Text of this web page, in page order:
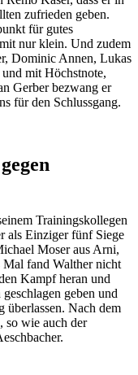
zufrieden geben.
für gutes
nur klein. Und zudem
Dominic Annen, Lukas
mit Höchstnote,
Gerber bezwang er
für den Schlussgang.
Trainingskollegen
als Einziger fünf Siege
Moser aus Arni,
Mal fand Walther nicht
Kampf heran und
geben und
überlassen. Nach dem
so wie auch der